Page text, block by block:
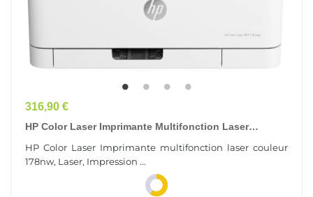
Prix
316,90 €
HP Color Laser Imprimante Multifonction Laser
HP Color Laser Imprimante multifonction laser couleur
178nw, Laser, Impression ...